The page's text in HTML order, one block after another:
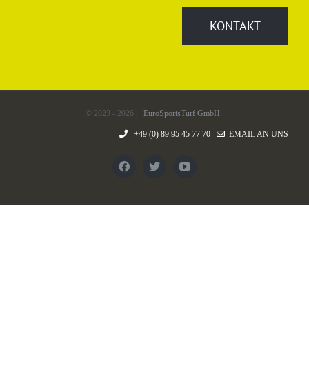
KONTAKT
© 2023 - 2026 | EuroSportsTurf GmbH
+49 (0) 89 95 45 77 70 EMAIL AN UNS
FacebookTwitterYouTube